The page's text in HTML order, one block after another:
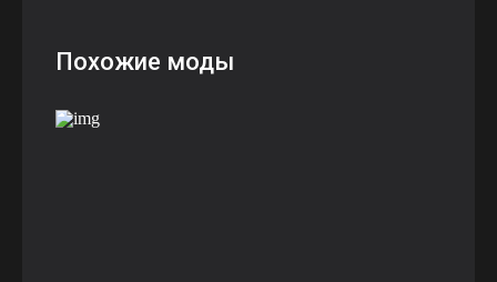
Похожие моды